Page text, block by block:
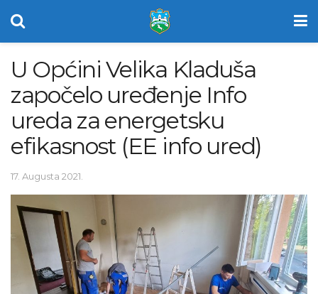
U Općini Velika Kladuša
započelo uređenje Info
ureda za energetsku
efikasnost (EE info ured)
17. Augusta 2021.